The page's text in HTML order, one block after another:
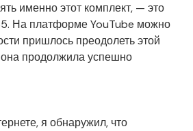
именно этот комплект, — это
На платформе YouTube можно
пришлось преодолеть этой
продолжила успешно
я обнаружил, что